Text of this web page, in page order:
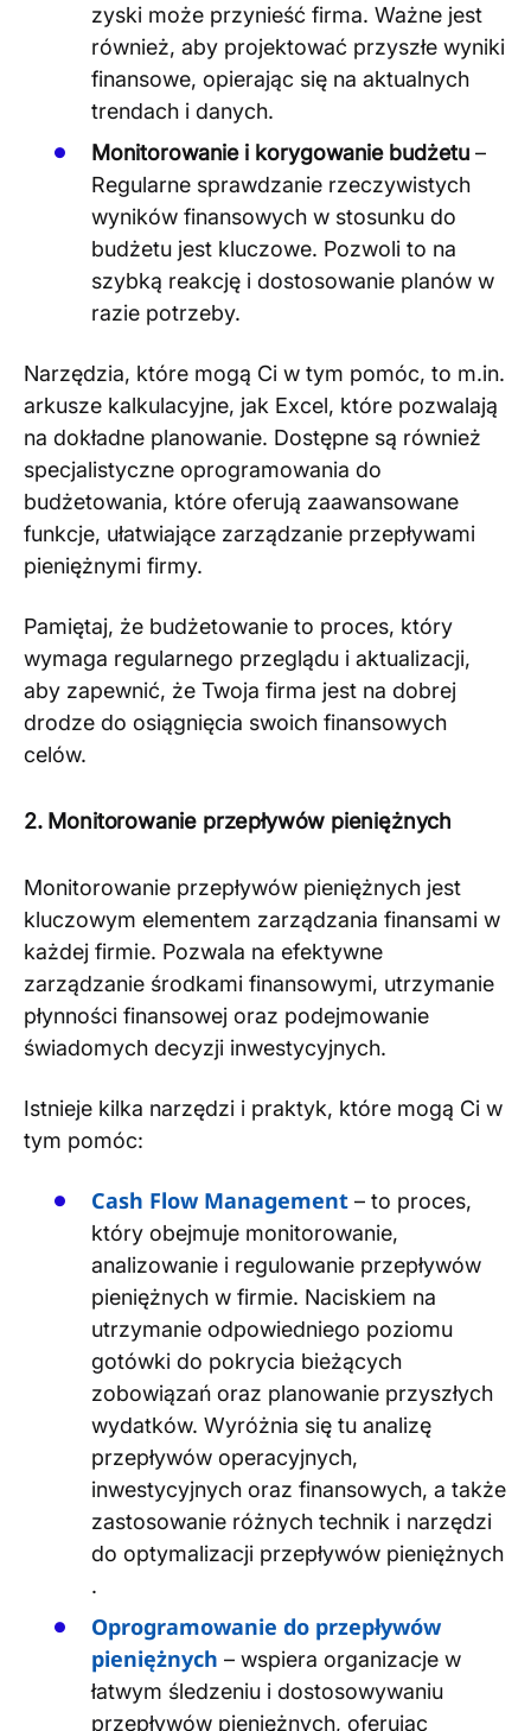
zyski może przynieść firma. Ważne jest
również, aby projektować przyszłe wyniki
finansowe, opierając się na aktualnych
trendach i danych​​.
Monitorowanie i korygowanie budżetu –
Regularne sprawdzanie rzeczywistych
wyników finansowych w stosunku do
budżetu jest kluczowe. Pozwoli to na
szybką reakcję i dostosowanie planów w
razie potrzeby​​.
Narzędzia, które mogą Ci w tym pomóc, to m.in.
arkusze kalkulacyjne, jak Excel, które pozwalają
na dokładne planowanie. Dostępne są również
specjalistyczne oprogramowania do
budżetowania, które oferują zaawansowane
funkcje, ułatwiające zarządzanie przepływami
pieniężnymi firmy​​.
Pamiętaj, że budżetowanie to proces, który
wymaga regularnego przeglądu i aktualizacji,
aby zapewnić, że Twoja firma jest na dobrej
drodze do osiągnięcia swoich finansowych
celów.
2. Monitorowanie przepływów pieniężnych
Monitorowanie przepływów pieniężnych jest
kluczowym elementem zarządzania finansami w
każdej firmie. Pozwala na efektywne
zarządzanie środkami finansowymi, utrzymanie
płynności finansowej oraz podejmowanie
świadomych decyzji inwestycyjnych.
Istnieje kilka narzędzi i praktyk, które mogą Ci w
tym pomóc:
Cash Flow Management – to proces,
który obejmuje monitorowanie,
analizowanie i regulowanie przepływów
pieniężnych w firmie. Naciskiem na
utrzymanie odpowiedniego poziomu
gotówki do pokrycia bieżących
zobowiązań oraz planowanie przyszłych
wydatków. Wyróżnia się tu analizę
przepływów operacyjnych,
inwestycyjnych oraz finansowych, a także
zastosowanie różnych technik i narzędzi
do optymalizacji przepływów pieniężnych​
.
Oprogramowanie do przepływów
pieniężnych – wspiera organizacje w
łatwym śledzeniu i dostosowywaniu
przepływów pieniężnych, oferując